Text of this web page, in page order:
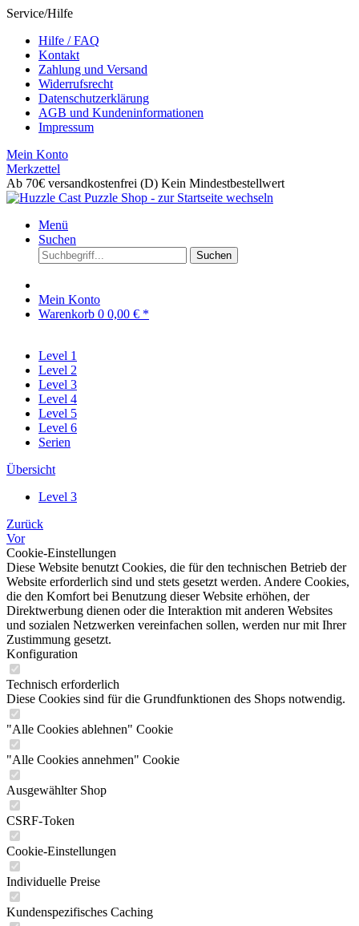
Service/Hilfe
Hilfe / FAQ
Kontakt
Zahlung und Versand
Widerrufsrecht
Datenschutzerklärung
AGB und Kundeninformationen
Impressum
Mein Konto
Merkzettel
Ab 70€ versandkostenfrei (D) Kein Mindestbestellwert
Menü
Suchen
Suchen
Mein Konto
Warenkorb 0 0,00 € *
Level 1
Level 2
Level 3
Level 4
Level 5
Level 6
Serien
Übersicht
Level 3
Zurück
Vor
Cookie-Einstellungen
Diese Website benutzt Cookies, die für den technischen Betrieb der
Website erforderlich sind und stets gesetzt werden. Andere Cookies,
die den Komfort bei Benutzung dieser Website erhöhen, der
Direktwerbung dienen oder die Interaktion mit anderen Websites
und sozialen Netzwerken vereinfachen sollen, werden nur mit Ihrer
Zustimmung gesetzt.
Konfiguration
Technisch erforderlich
Diese Cookies sind für die Grundfunktionen des Shops notwendig.
"Alle Cookies ablehnen" Cookie
"Alle Cookies annehmen" Cookie
Ausgewählter Shop
CSRF-Token
Cookie-Einstellungen
Individuelle Preise
Kundenspezifisches Caching